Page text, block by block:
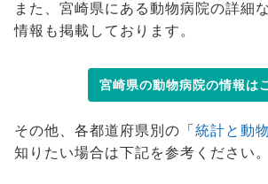
また、宮崎県にある動物病院の詳細
情報も掲載しております。
宮崎県の動物病院の情報は
その他、各都道府県別の「 統計と動
知りたい場合は下記を参考ください。